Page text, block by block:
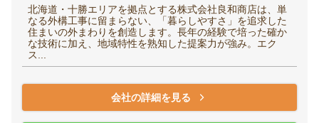
北海道・十勝エリアを拠点とする株式会社良和商店は、単
なる外構工事に留まらない、「暮らしやすさ」を追求した
住まいの外まわりを創造します。長年の経験で培った確か
な技術に加え、地域特性を熟知した提案力が強み。エク
ス...
会社の詳細を見る